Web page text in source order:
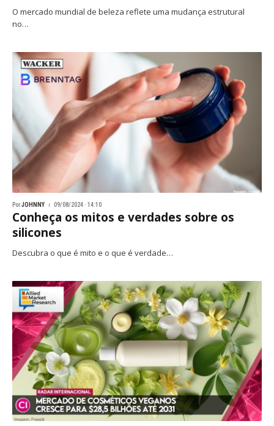
O mercado mundial de beleza reflete uma mudança estrutural
no…
PorJOHNNY 09/08/2024 · 14:10
Conheça os mitos e verdades sobre os
silicones
Descubra o que é mito e o que é verdade…